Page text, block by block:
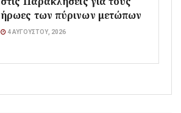
ήρωες των πύρινων μετώπων
4 ΑΥΓΟΎΣΤΟΥ, 2026